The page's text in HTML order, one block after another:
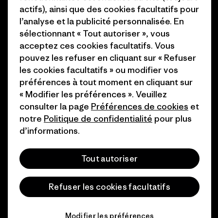
Comment nous
finançons
Cartes cadeaux
Nos magasins
Programme d’affiliation
Patagonia Luxembourg Plan du
site
© 2026 Patagonia, Inc. All Rights Reserved.
actifs), ainsi que des cookies facultatifs pour
l’analyse et la publicité personnalisée. En
sélectionnant « Tout autoriser », vous
acceptez ces cookies facultatifs. Vous
pouvez les refuser en cliquant sur « Refuser
les cookies facultatifs » ou modifier vos
préférences à tout moment en cliquant sur
« Modifier les préférences ». Veuillez
consulter la page Préférences de cookies et
notre Politique de confidentialité pour plus
d’informations.
Tout autoriser
Refuser les cookies facultatifs
Modifier les préférences